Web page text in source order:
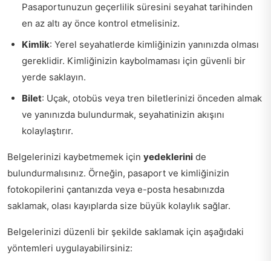
Pasaportunuzun geçerlilik süresini seyahat tarihinden
en az altı ay önce kontrol etmelisiniz.
Kimlik: Yerel seyahatlerde kimliğinizin yanınızda olması
gereklidir. Kimliğinizin kaybolmaması için güvenli bir
yerde saklayın.
Bilet: Uçak, otobüs veya tren biletlerinizi önceden almak
ve yanınızda bulundurmak, seyahatinizin akışını
kolaylaştırır.
Belgelerinizi kaybetmemek için yedeklerini de
bulundurmalısınız. Örneğin, pasaport ve kimliğinizin
fotokopilerini çantanızda veya e-posta hesabınızda
saklamak, olası kayıplarda size büyük kolaylık sağlar.
Belgelerinizi düzenli bir şekilde saklamak için aşağıdaki
yöntemleri uygulayabilirsiniz: